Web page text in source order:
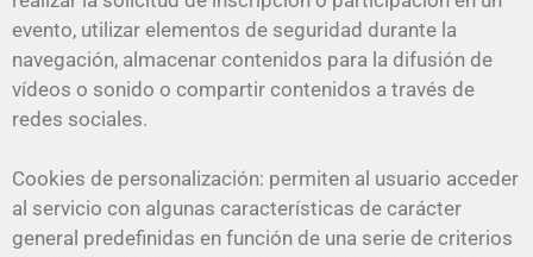
evento, utilizar elementos de seguridad durante la
navegación, almacenar contenidos para la difusión de
vídeos o sonido o compartir contenidos a través de
redes sociales.
Cookies de personalización: permiten al usuario acceder
al servicio con algunas características de carácter
general predefinidas en función de una serie de criterios